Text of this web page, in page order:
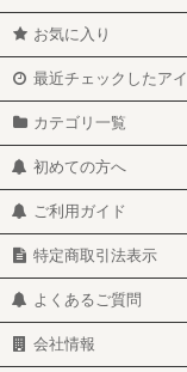
お気に入り
最近チェックしたア
カテゴリ一覧
初めての方へ
ご利用ガイド
特定商取引法表示
よくあるご質問
会社情報